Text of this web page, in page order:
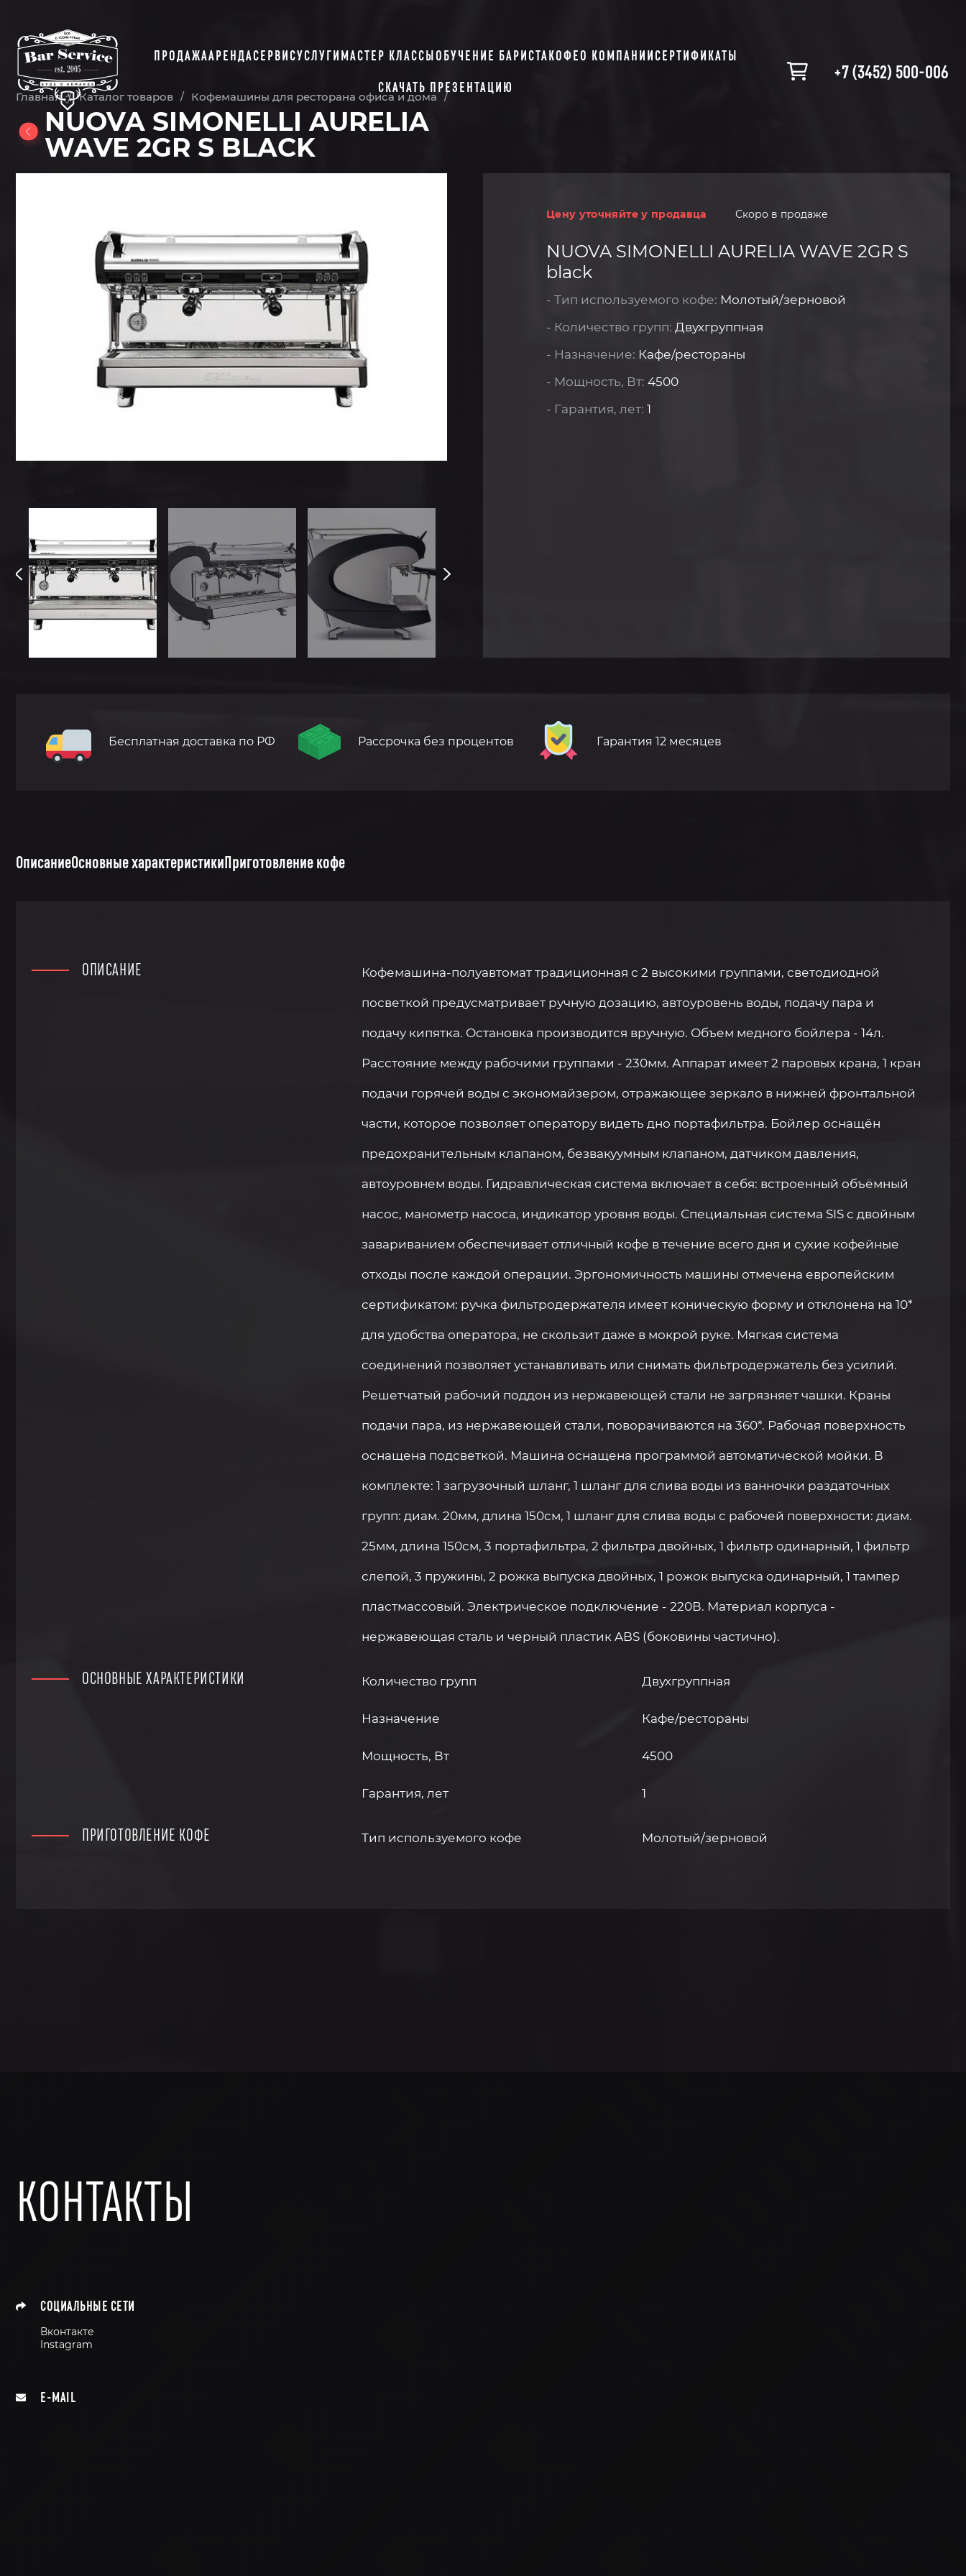
ПРОДАЖААРЕНДАСЕРВИСУСЛУГИМАСТЕР КЛАССЫОБУЧЕНИЕ БАРИСТАКОФЕО КОМПАНИИСЕРТИФИКАТЫ
СКАЧАТЬ ПРЕЗЕНТАЦИЮ
+7 (3452) 500-006
Главная / Каталог товаров / Кофемашины для ресторана офиса и дома /
NUOVA SIMONELLI AURELIA
WAVE 2GR S BLACK
Цену уточняйте у продавца Скоро в продаже
NUOVA SIMONELLI AURELIA WAVE 2GR S
black
- Тип используемого кофе: Молотый/зерновой
- Количество групп: Двухгруппная
- Назначение: Кафе/рестораны
- Мощность, Вт: 4500
- Гарантия, лет: 1
Бесплатная доставка по РФ Рассрочка без процентов Гарантия 12 месяцев
ОписаниеОсновные характеристикиПриготовление кофе
ОПИСАНИЕ Кофемашина-полуавтомат традиционная с 2 высокими группами, светодиодной
посветкой предусматривает ручную дозацию, автоуровень воды, подачу пара и
подачу кипятка. Остановка производится вручную. Объем медного бойлера - 14л.
Расстояние между рабочими группами - 230мм. Аппарат имеет 2 паровых крана, 1 кран
подачи горячей воды с экономайзером, отражающее зеркало в нижней фронтальной
части, которое позволяет оператору видеть дно портафильтра. Бойлер оснащён
предохранительным клапаном, безвакуумным клапаном, датчиком давления,
автоуровнем воды. Гидравлическая система включает в себя: встроенный объёмный
насос, манометр насоса, индикатор уровня воды. Специальная система SIS с двойным
завариванием обеспечивает отличный кофе в течение всего дня и сухие кофейные
отходы после каждой операции. Эргономичность машины отмечена европейским
сертификатом: ручка фильтродержателя имеет коническую форму и отклонена на 10*
для удобства оператора, не скользит даже в мокрой руке. Мягкая система
соединений позволяет устанавливать или снимать фильтродержатель без усилий.
Решетчатый рабочий поддон из нержавеющей стали не загрязняет чашки. Краны
подачи пара, из нержавеющей стали, поворачиваются на 360*. Рабочая поверхность
оснащена подсветкой. Машина оснащена программой автоматической мойки. В
комплекте: 1 загрузочный шланг, 1 шланг для слива воды из ванночки раздаточных
групп: диам. 20мм, длина 150см, 1 шланг для слива воды с рабочей поверхности: диам.
25мм, длина 150см, 3 портафильтра, 2 фильтра двойных, 1 фильтр одинарный, 1 фильтр
слепой, 3 пружины, 2 рожка выпуска двойных, 1 рожок выпуска одинарный, 1 тампер
пластмассовый. Электрическое подключение - 220В. Материал корпуса -
нержавеющая сталь и черный пластик ABS (боковины частично).
ОСНОВНЫЕ ХАРАКТЕРИСТИКИ Количество групп
Назначение
Мощность, Вт
Гарантия, лет
Двухгруппная
Кафе/рестораны
4500
1
ПРИГОТОВЛЕНИЕ КОФЕ Тип используемого кофе Молотый/зерновой
КОНТАКТЫ
СОЦИАЛЬНЫЕ СЕТИ
Вконтакте
Instagram
E-MAIL